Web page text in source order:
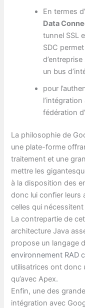
En termes
Data
tunnel SSL
SDC
un bus
pour
fédération
La philosophie de
une plate-forme
traitement et une
mettre les
à la disposition des
donc lui confier leurs
celles qui
La contrepartie de
architecture Java
propose un langage
environnement RAD
utilisatrices ont donc
qu’avec Apex.
Enfin, une des
intégration avec